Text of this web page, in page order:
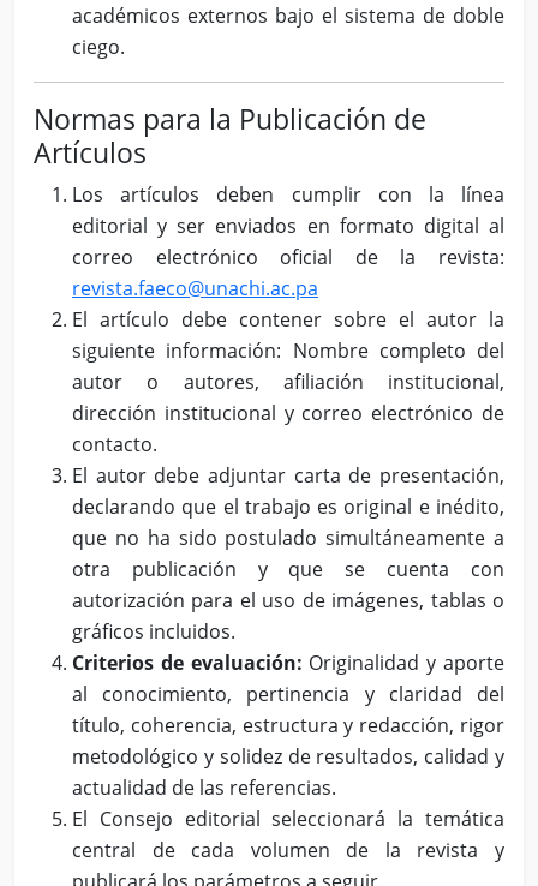
académicos externos bajo el sistema de doble
ciego.
Normas para la Publicación de
Artículos
Los artículos deben cumplir con la línea
editorial y ser enviados en formato digital al
correo electrónico oficial de la revista:
revista.faeco@unachi.ac.pa
El artículo debe contener sobre el autor la
siguiente información: Nombre completo del
autor o autores, afiliación institucional,
dirección institucional y correo electrónico de
contacto.
El autor debe adjuntar carta de presentación,
declarando que el trabajo es original e inédito,
que no ha sido postulado simultáneamente a
otra publicación y que se cuenta con
autorización para el uso de imágenes, tablas o
gráficos incluidos.
Criterios de evaluación: Originalidad y aporte
al conocimiento, pertinencia y claridad del
título, coherencia, estructura y redacción, rigor
metodológico y solidez de resultados, calidad y
actualidad de las referencias.
El Consejo editorial seleccionará la temática
central de cada volumen de la revista y